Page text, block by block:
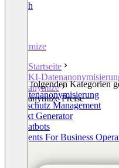
English
anymize
Startseite
KI-
anymize
anymize Preise
In den folgenden Kategorien
KI-Datenanonymisierung
Datenschutz Management
KI Text Generator
KI Chatbots
AI Agents For Business